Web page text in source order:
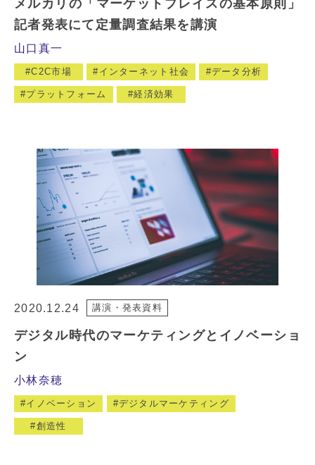
メルカリの「マーケットプレイスの基本原則」
記者発表にて定量調査結果を講演
山口真一
C2C市場 インターネット社会 データ分析
プラットフォーム 経済効果
2020.12.24 講演・発表資料
デジタル時代のマーケティングとイノベーショ
ン
小林奈穂
イノベーション デジタルマーケティング
創造性